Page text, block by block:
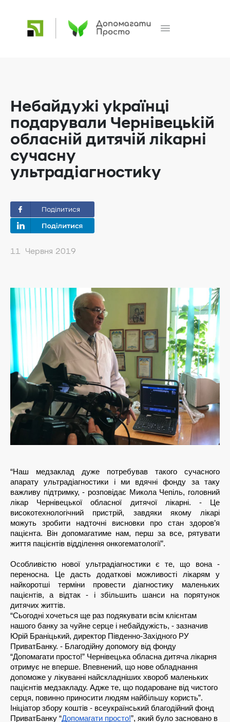
Небайдужі українці
подарували Чернівецькій
обласній дитячій лікарні
сучасну
ультрадіагностику
Поділитися
11 Червня 2019
“Наш медзаклад дуже потребував такого сучасного
апарату ультрадіагностики і ми вдячні фонду за таку
важливу підтримку, - розповідає Микола Чепіль, головний
лікар Чернівецької обласної дитячої лікарні. - Це
високотехнологічний пристрій, завдяки якому лікарі
можуть зробити надточні висновки про стан здоров’я
пацієнта. Він допомагатиме нам, перш за все, рятувати
життя пацієнтів відділення онкогематології”.
Особливістю нової ультрадіагностики є те, що вона -
переносна. Це дасть додаткові можливості лікарям у
найкоротші терміни провести діагностику маленьких
пацієнтів, а відтак - і збільшить шанси на порятунок
дитячих життів.
“Сьогодні хочеться ще раз подякувати всім клієнтам
нашого банку за чуйне серце і небайдужість, - зазначив
Юрій Браніцький, директор Південно-Західного РУ
ПриватБанку. - Благодійну допомогу від фонду
“Допомагати просто!” Чернівецька обласна дитяча лікарня
отримує не вперше. Впевнений, що нове обладнання
допоможе у лікуванні найскладніших хвороб маленьких
пацієнтів медзакладу. Адже те, що подароване від чистого
серця, повинно приносити людям найбільшу користь”.
Ініціатор збору коштів - всеукраїнський благодійний фонд
ПриватБанку “Допомагати просто!”, який було засновано в